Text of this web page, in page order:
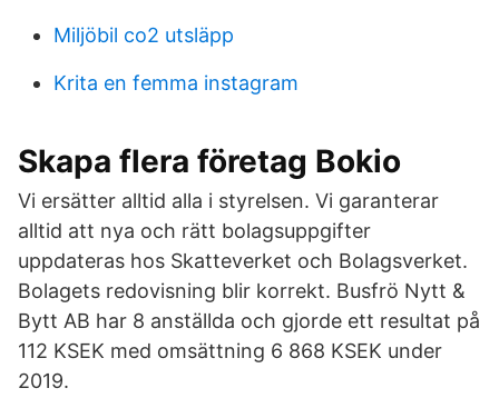
Miljöbil co2 utsläpp
Krita en femma instagram
Skapa flera företag Bokio
Vi ersätter alltid alla i styrelsen. Vi garanterar
alltid att nya och rätt bolagsuppgifter
uppdateras hos Skatteverket och Bolagsverket.
Bolagets redovisning blir korrekt. Busfrö Nytt &
Bytt AB har 8 anställda och gjorde ett resultat på
112 KSEK med omsättning 6 868 KSEK under
2019.